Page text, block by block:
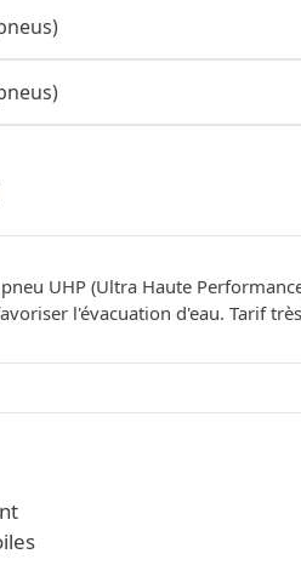
pneu UHP (Ultra Haute
l'évacuation d'eau. Tarif